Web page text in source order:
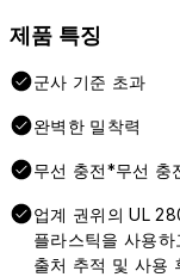
제품 특징
군사 기준 초과
완벽한 밀착력
무선 충전*무선 충
업계 권위의 UL
플라스틱을 사용
출처 추적 및 사용